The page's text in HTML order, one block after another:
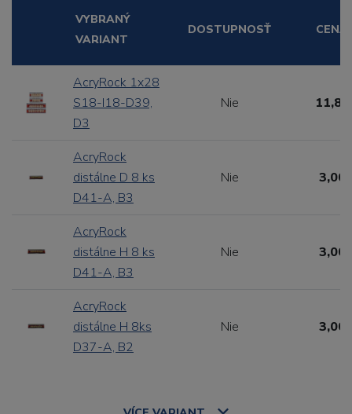
VYBRANÝ
VARIANT
DOSTUPNOSŤ CENA
AcryRock 1x28
S18-I18-D39,
D3
Nie
AcryRock
distálne D 8 ks
D41-A, B3
Nie 3,00
AcryRock
distálne H 8 ks
D41-A, B3
Nie 3,00
AcryRock
distálne H 8ks
D37-A, B2
Nie 3,00